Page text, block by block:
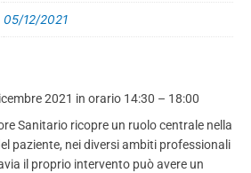
05/12/2021
2021 in orario 14:30 – 18:00
Sanitario ricopre un ruolo centrale nella
paziente, nei diversi ambiti professionali
il proprio intervento può avere un